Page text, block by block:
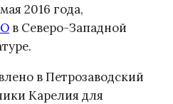
2016 года,
в Северо-Западной
в Петрозаводский
Карелия для